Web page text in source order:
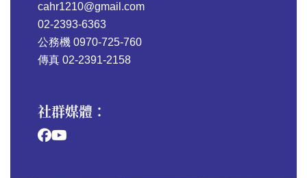
cahr1210@gmail.com
02-2393-6363
公務機 0970-725-760
傳真 02-2391-2158
社群媒體：